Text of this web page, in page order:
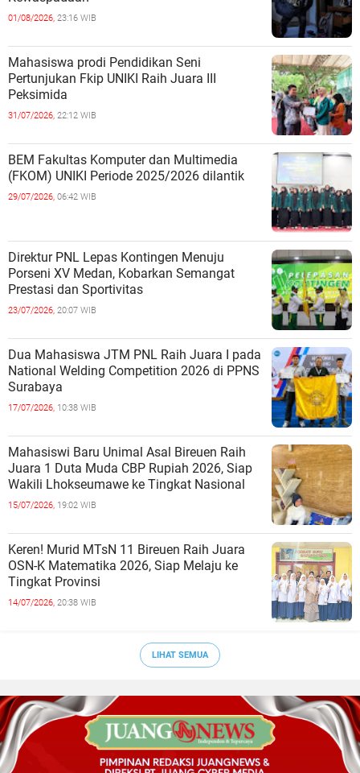
01/08/2026, 23:16 WIB
Mahasiswa prodi Pendidikan Seni
Pertunjukan Fkip UNIKI Raih Juara III
Peksimida
31/07/2026, 22:12 WIB
BEM Fakultas Komputer dan Multimedia
(FKOM) UNIKI Periode 2025/2026 dilantik
29/07/2026, 06:42 WIB
Direktur PNL Lepas Kontingen Menuju
Porseni XV Medan, Kobarkan Semangat
Prestasi dan Sportivitas
23/07/2026, 20:07 WIB
Dua Mahasiswa JTM PNL Raih Juara I pada
National Welding Competition 2026 di PPNS
Surabaya
17/07/2026, 10:38 WIB
Mahasiswi Baru Unimal Asal Bireuen Raih
Juara 1 Duta Muda CBP Rupiah 2026, Siap
Wakili Lhokseumawe ke Tingkat Nasional
15/07/2026, 19:02 WIB
Keren! Murid MTsN 11 Bireuen Raih Juara
OSN-K Matematika 2026, Siap Melaju ke
Tingkat Provinsi
14/07/2026, 20:38 WIB
LIHAT SEMUA